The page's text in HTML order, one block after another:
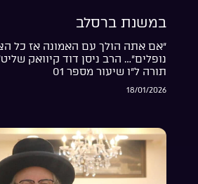
במשנת ברסלב
“אם אתה הולך עם האמונה אז כל
נופלים”… הרב ניסן דוד קיוואק
תורה ל”ו שיעור מספר 01
18/01/2026